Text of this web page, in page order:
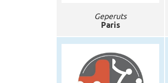
Geperuts
Paris